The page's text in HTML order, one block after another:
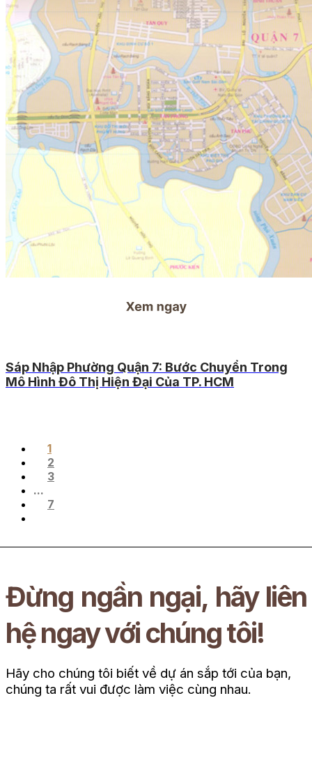
Sáp Nhập Phường Quận 7: Bước Chuyển Trong
Mô Hình Đô Thị Hiện Đại Của TP. HCM
1
2
3
...
7
Đừng ngần ngại, hãy liên
hệ ngay với chúng tôi!
Hãy cho chúng tôi biết về dự án sắp tới của bạn,
chúng ta rất vui được làm việc cùng nhau.